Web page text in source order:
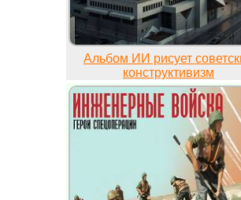
Альбом ИИ рисует
конструктивизм